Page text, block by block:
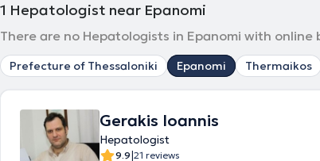
1 Hepatologist near Epanomi
There are no Hepatologists in Epanomi with
Prefecture of Thessaloniki Epanomi Thermaikos
Gerakis Ioannis
Hepatologist
9.9|21 reviews